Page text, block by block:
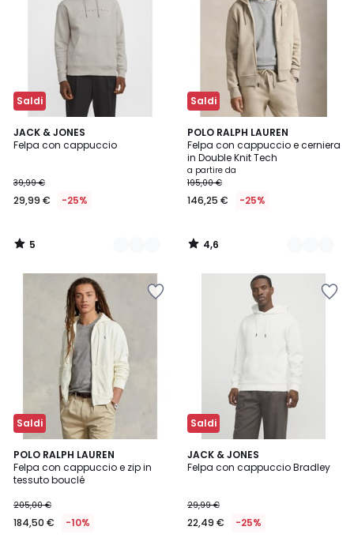
Saldi
JACK & JONES
Felpa con cappuccio
39,99 €
29,99 € -25%
5
/
4
Colori
5
/
Saldi
POLO RALPH LAUREN
Felpa con cappuccio e cerniera
in Double Knit Tech
a partire da
195,00 €
146,25 € -25%
4,6
/ 5
6
Colori
4,6
/
Saldi
POLO RALPH LAUREN
Felpa con cappuccio e zip in
tessuto bouclé
205,00 €
184,50 € -10%
5
/
5
Saldi
JACK & JONES
Felpa con cappuccio Bradley
29,99 €
22,49 € -25%
5
/
3
Colori